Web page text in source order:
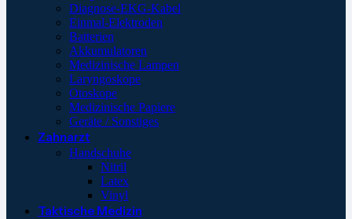
Diagnose-EKG-Kabel
Einmal-Elektroden
Batterien
Akkumulatoren
Medizinische Lampen
Laryngoskope
Otoskope
Medizinische Papiere
Geräte / Sonstiges
Zahnarzt
Handschuhe
Nitril
Latex
Vinyl
Taktische Medizin